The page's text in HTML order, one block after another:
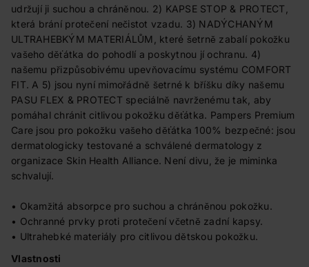
udržují ji suchou a chráněnou. 2) KAPSE STOP & PROTECT,
která brání protečení nečistot vzadu. 3) NADÝCHANÝM
ULTRAHEBKÝM MATERIÁLŮM, které šetrně zabalí pokožku
vašeho děťátka do pohodlí a poskytnou jí ochranu. 4)
našemu přizpůsobivému upevňovacímu systému COMFORT
FIT. A 5) jsou nyní mimořádně šetrné k bříšku díky našemu
PASU FLEX & PROTECT speciálně navrženému tak, aby
pomáhal chránit citlivou pokožku děťátka. Pampers Premium
Care jsou pro pokožku vašeho děťátka 100% bezpečné: jsou
dermatologicky testované a schválené dermatology z
organizace Skin Health Alliance. Není divu, že je miminka
schvalují.
• Okamžitá absorpce pro suchou a chráněnou pokožku.
• Ochranné prvky proti protečení včetně zadní kapsy.
• Ultrahebké materiály pro citlivou dětskou pokožku.
Vlastnosti